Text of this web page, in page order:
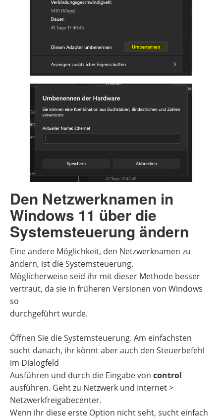
Den Netzwerknamen in
Windows 11 über die
Systemsteuerung ändern
Eine andere Möglichkeit, den Netzwerknamen zu
ändern, ist die Systemsteuerung.
Möglicherweise seid ihr mit dieser Methode besser
vertraut, da sie in früheren Versionen von Windows
so
durchgeführt wurde.
Öffnen Sie die Systemsteuerung. Am einfachsten
sucht danach, ihr könnt aber auch den Steuerbefehl
im Dialogfeld
Ausführen und durch die Eingabe von control
ausführen. Geht zu Netzwerk und Internet >
Netzwerkfreigabecenter.
Wenn ihr diese erste Option nicht seht, sucht einfach